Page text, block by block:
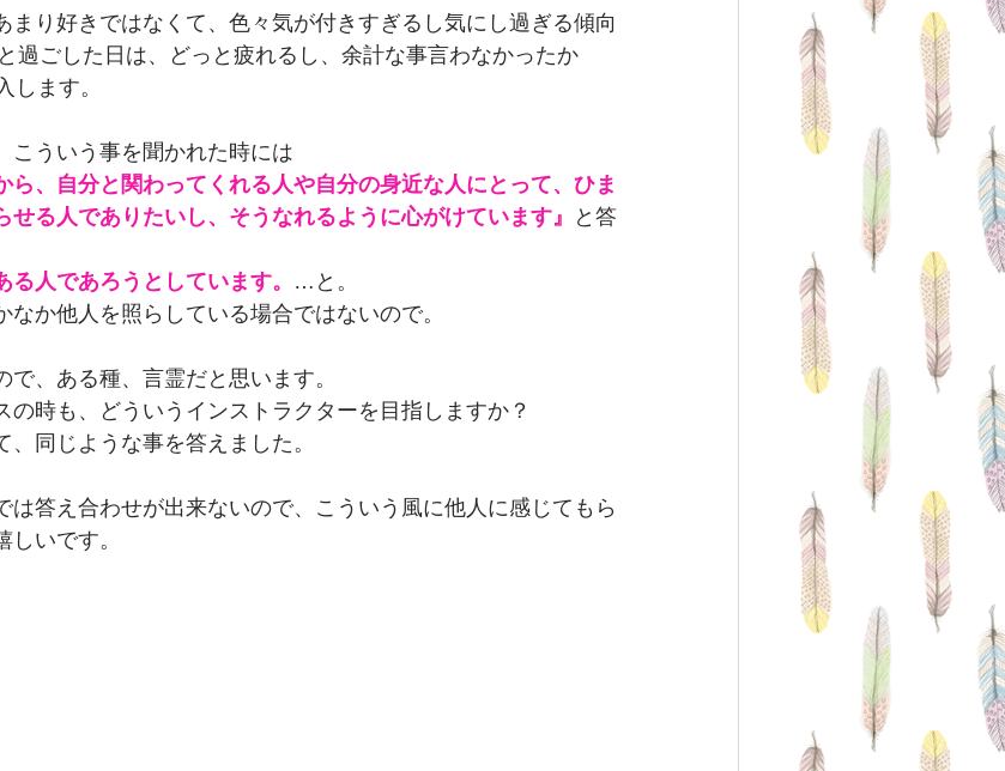
まり好きではなくて、色々気が付きすぎるし気にし過ぎる傾向
過ごした日は、どっと疲れるし、余計な事言わなかったか
ます。
こういう事を聞かれた時には
ら、自分と関わってくれる人や自分の身近な人にとって、ひま
る人でありたいし、そうなれるように心がけています』
と答
る人であろうとしています。 …と。
なか他人を照らしている場合ではないので。
、ある種、言霊だと思います。
の時も、どういうインストラクターを目指しますか？
同じような事を答えました。
は答え合わせが出来ないので、こういう風に他人に感じてもら
いです。